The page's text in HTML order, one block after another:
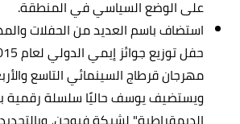
على الوضع السياسي في المنطقة.
استضاف باسم العديد من الحفلات
مهرجان قرطاج السينمائي التاسع
ويستضيف يوسف حاليًا سلسلة رقمية